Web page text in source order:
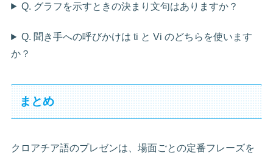
Q. グラフを示すときの決まり文句はありますか？
Q. 聞き手への呼びかけは ti と Vi のどちらを使います
か？
まとめ
クロアチア語のプレゼンは、場面ごとの定番フレーズを